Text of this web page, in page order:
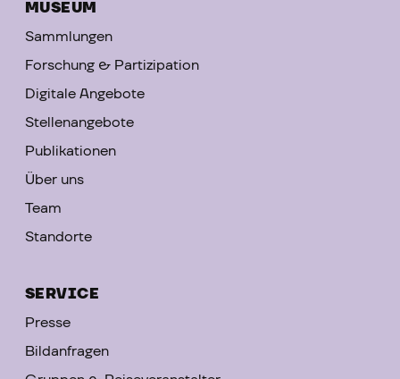
MUSEUM
Sammlungen
Forschung & Partizipation
Digitale Angebote
Stellenangebote
Publikationen
Über uns
Team
Standorte
SERVICE
Presse
Bildanfragen